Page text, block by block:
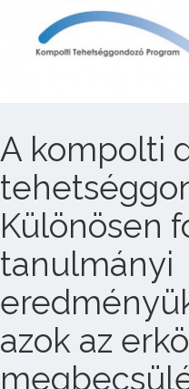
A kompolti
Különösen
tanulmányi
azok az